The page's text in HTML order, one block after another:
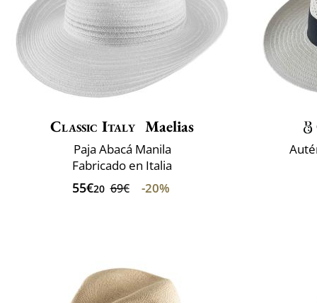
Classic Italy Maelias
Paja Abacá Manila
Fabricado en Italia
55€20 69€ -20%